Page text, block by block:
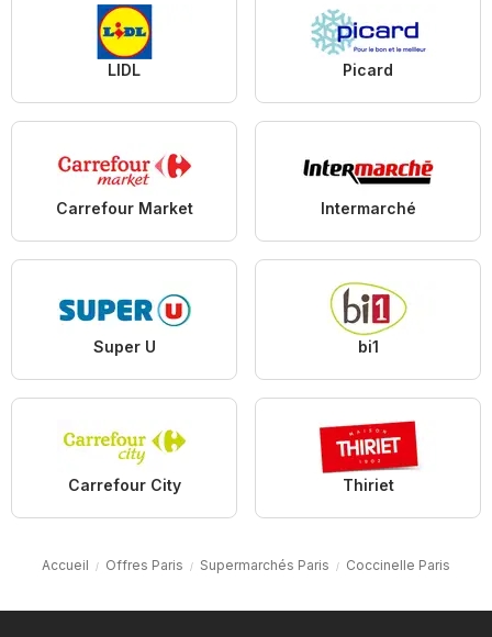
LIDL Picard
Carrefour Market Intermarché
Super U bi1
Carrefour City Thiriet
Accueil Offres Paris Supermarchés Paris Coccinelle Paris